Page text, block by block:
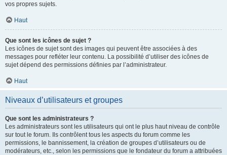
vos propres sujets.
Haut
Que sont les icônes de sujet ?
Les icônes de sujet sont des images qui peuvent être associées à des
messages pour refléter leur contenu. La possibilité d’utiliser des icônes de
sujet dépend des permissions définies par l’administrateur.
Haut
Niveaux d’utilisateurs et groupes
Que sont les administrateurs ?
Les administrateurs sont les utilisateurs qui ont le plus haut niveau de contrôle
sur tout le forum. Ils contrôlent tous les aspects du forum comme les
permissions, le bannissement, la création de groupes d’utilisateurs ou de
modérateurs, etc., selon les permissions que le fondateur du forum a attribuées